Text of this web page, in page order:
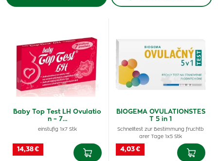
Baby Top Test LH Ovulatio
n – 7…
einstufig 1x7 Stk
14,38 €
BIOGEMA OVULATIONSTES
T 5 in 1
Schnelltest zur Bestimmung fruchtb
arer Tage 1x5 Stk
4,03 €